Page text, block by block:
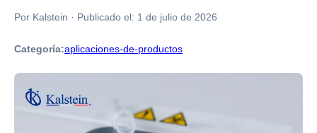
Por Kalstein · Publicado el: 1 de julio de 2026
Categoría:aplicaciones-de-productos